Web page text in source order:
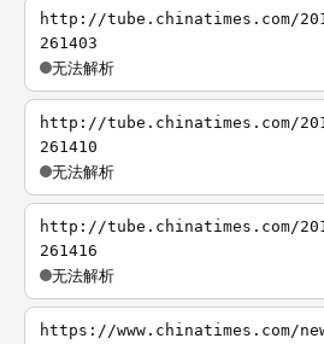
http://tube.chinatimes.com/
261403
无法解析
http://tube.chinatimes.com/
261410
无法解析
http://tube.chinatimes.com/
261416
无法解析
https://www.chinatimes.com/